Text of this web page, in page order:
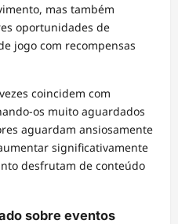
mas também
oportunidades de
jogo com recompensas
coincidem com
os muito aguardados
aguardam ansiosamente
significativamente
desfrutam de conteúdo
sobre eventos